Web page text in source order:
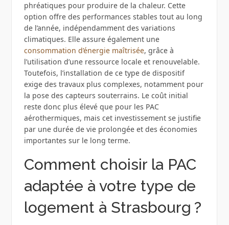
phréatiques pour produire de la chaleur. Cette
option offre des performances stables tout au long
de l’année, indépendamment des variations
climatiques. Elle assure également une
consommation d’énergie maîtrisée, grâce à
l’utilisation d’une ressource locale et renouvelable.
Toutefois, l’installation de ce type de dispositif
exige des travaux plus complexes, notamment pour
la pose des capteurs souterrains. Le coût initial
reste donc plus élevé que pour les PAC
aérothermiques, mais cet investissement se justifie
par une durée de vie prolongée et des économies
importantes sur le long terme.
Comment choisir la PAC
adaptée à votre type de
logement à Strasbourg ?